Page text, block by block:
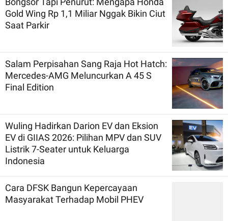
Gold Wing Rp 1,1 Miliar Nggak Bikin Ciut
Saat Parkir
Salam Perpisahan Sang Raja Hot Hatch:
Mercedes-AMG Meluncurkan A 45 S
Final Edition
Wuling Hadirkan Darion EV dan Eksion
EV di GIIAS 2026: Pilihan MPV dan SUV
Listrik 7-Seater untuk Keluarga
Indonesia
Cara DFSK Bangun Kepercayaan
Masyarakat Terhadap Mobil PHEV